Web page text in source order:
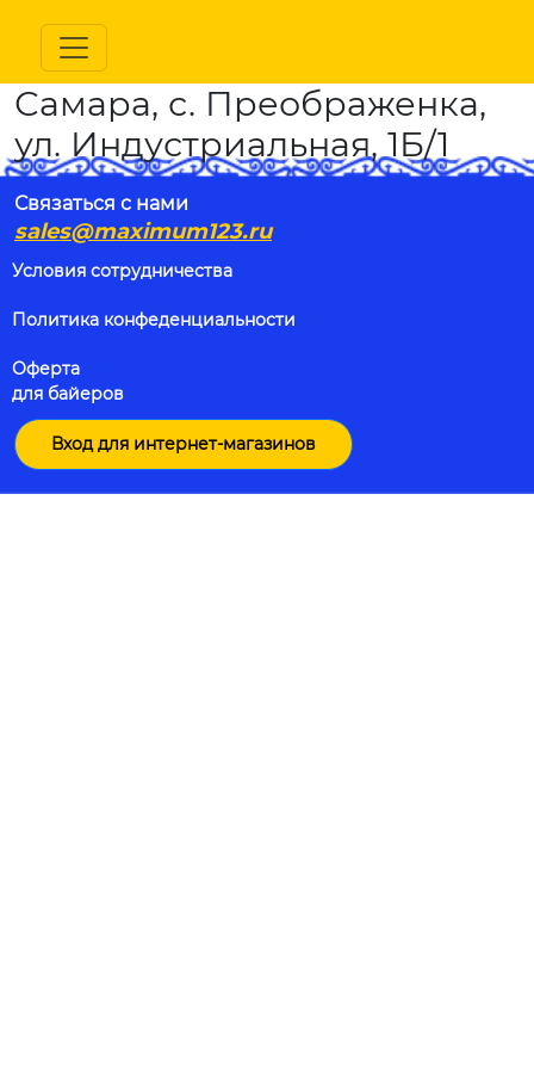
Самара, с. Преображенка,
ул. Индустриальная, 1Б/1
Связаться с нами
sales@maximum123.ru
Условия сотрудничества
Политика конфеденциальности
Оферта
для байеров
Вход для интернет-магазинов